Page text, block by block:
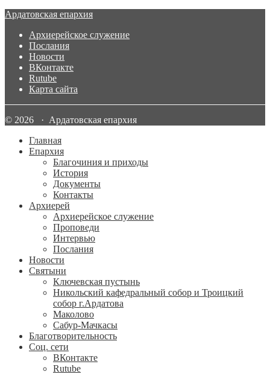
Ардатовская епархия
Архиерейское служение
Послания
Новости
ВКонтакте
Rutube
Карта сайта
© 2026 · Ардатовская епархия
Главная
Епархия
Благочиния и приходы
История
Документы
Контакты
Архиерей
Архиерейское служение
Проповеди
Интервью
Послания
Новости
Святыни
Ключевская пустынь
Никольский кафедральный собор и Троицкий
собор г.Ардатова
Маколово
Сабур-Мачкасы
Благотворительность
Соц. сети
ВКонтакте
Rutube